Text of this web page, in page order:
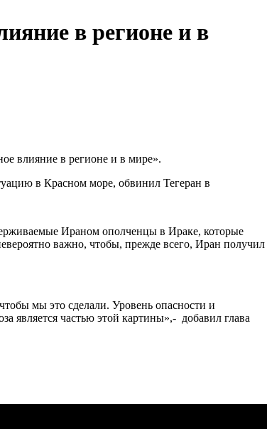
в регионе и в
влияние в регионе и в мире».
в Красном море, обвинил Тегеран в
Ираном ополченцы в Ираке, которые
важно, чтобы, прежде всего, Иран получил
мы это сделали. Уровень опасности и
является частью этой картины»,- добавил глава